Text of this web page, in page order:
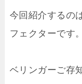
今回紹介するの
フェクターです。
ベリンガーご存